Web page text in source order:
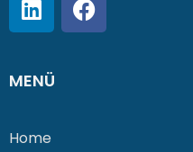
MENÜ
Home